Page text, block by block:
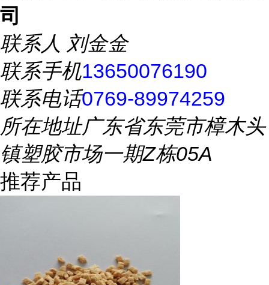
司
联系人 刘金金
联系手机13650076190
联系电话0769-89974259
所在地址广东省东莞市樟木头
镇塑胶市场一期Z栋05A
推荐产品